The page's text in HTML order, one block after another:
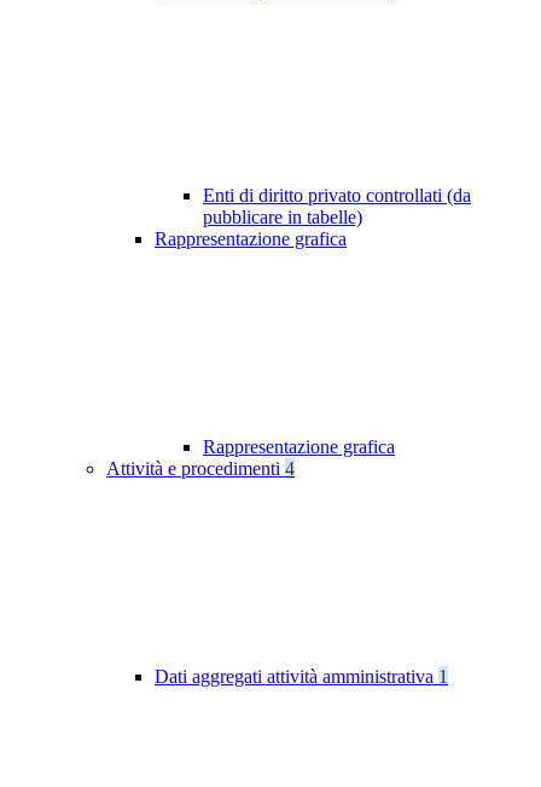
Enti di diritto privato controllati (da
pubblicare in tabelle)
Rappresentazione grafica
Rappresentazione grafica
Attività e procedimenti 4
Dati aggregati attività amministrativa 1